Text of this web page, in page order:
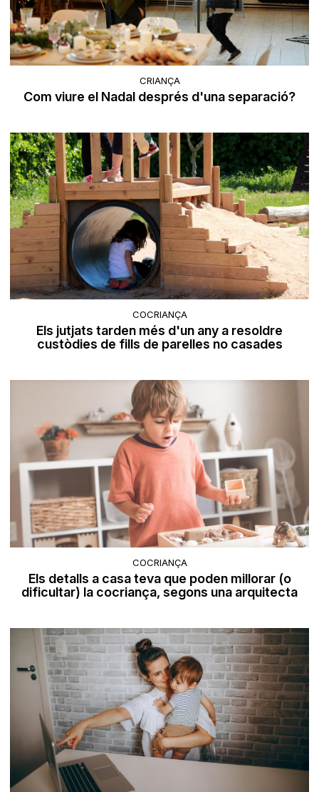
CRIANÇA
Com viure el Nadal després d'una separació?
COCRIANÇA
Els jutjats tarden més d'un any a resoldre
custòdies de fills de parelles no casades
COCRIANÇA
Els detalls a casa teva que poden millorar (o
dificultar) la cocriança, segons una arquitecta